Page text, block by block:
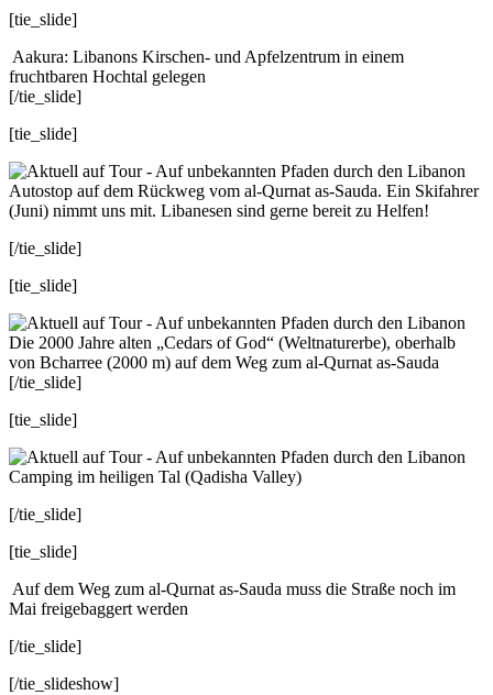
[tie_slide]
Aakura: Libanons Kirschen- und Apfelzentrum in einem
fruchtbaren Hochtal gelegen
[/tie_slide]
[tie_slide]
Autostop auf dem Rückweg vom al-Qurnat as-Sauda. Ein Skifahrer
(Juni) nimmt uns mit. Libanesen sind gerne bereit zu Helfen!
[/tie_slide]
[tie_slide]
Die 2000 Jahre alten „Cedars of God“ (Weltnaturerbe), oberhalb
von Bcharree (2000 m) auf dem Weg zum al-Qurnat as-Sauda
[/tie_slide]
[tie_slide]
Camping im heiligen Tal (Qadisha Valley)
[/tie_slide]
[tie_slide]
Auf dem Weg zum al-Qurnat as-Sauda muss die Straße noch im
Mai freigebaggert werden
[/tie_slide]
[/tie_slideshow]